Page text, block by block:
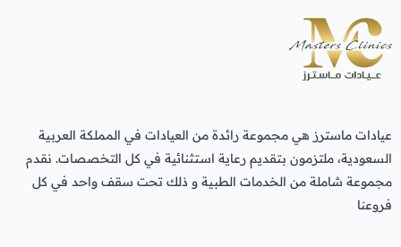
عيادات ماسترز هي مجموعة رائدة من العيادات في المملكة العربية
السعودية، ملتزمون بتقديم رعاية استثنائية في كل التخصصات. نقدم
مجموعة شاملة من الخدمات الطبية و ذلك تحت سقف واحد في كل
فروعنا